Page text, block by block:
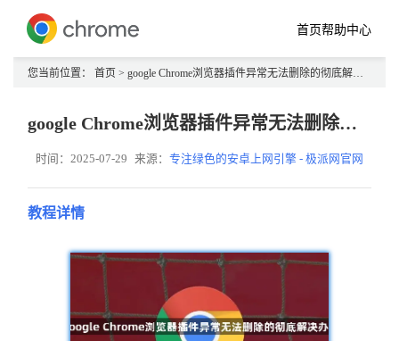
首页帮助中心
您当前位置： 首页 > google Chrome浏览器插件异常无法删除的彻底解决办法
google Chrome浏览器插件异常无法删除的彻底解决办法
时间：2025-07-29 来源：专注绿色的安卓上网引擎 - 极派网官网
教程详情